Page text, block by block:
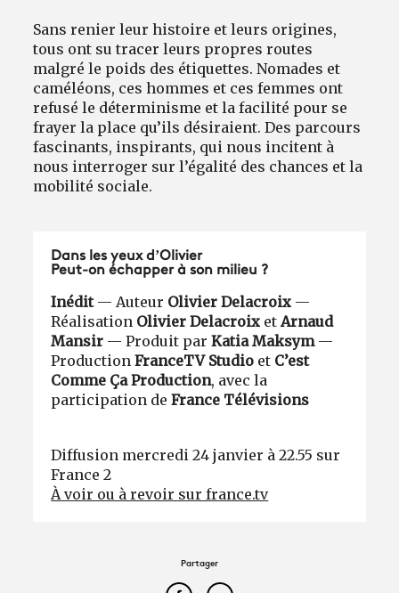
Sans renier leur histoire et leurs origines,
tous ont su tracer leurs propres routes
malgré le poids des étiquettes. Nomades et
caméléons, ces hommes et ces femmes ont
refusé le déterminisme et la facilité pour se
frayer la place qu’ils désiraient. Des parcours
fascinants, inspirants, qui nous incitent à
nous interroger sur l’égalité des chances et la
mobilité sociale.
Dans les yeux d’Olivier
Peut-on échapper à son milieu ?
Inédit— Auteur Olivier Delacroix —
Réalisation Olivier Delacroix etArnaud
Mansir — Produit parKatia Maksym—
ProductionFranceTV Studio et C’est
Comme Ça Production, avec la
participation deFrance Télévisions
Diffusion mercredi 24 janvier à 22.55 sur
France 2
À voir ou à revoir sur france.tv
Partager